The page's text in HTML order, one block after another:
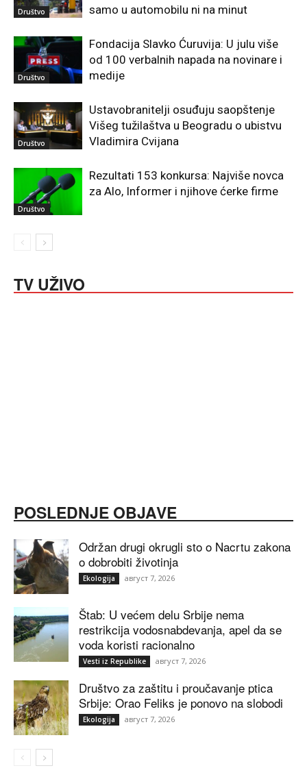
Društvo
samo u automobilu ni na minut
Društvo
Fondacija Slavko Ćuruvija: U julu više
od 100 verbalnih napada na novinare i
medije
Društvo
Ustavobranitelji osuđuju saopštenje
Višeg tužilaštva u Beogradu o ubistvu
Vladimira Cvijana
Društvo
Rezultati 153 konkursa: Najviše novca
za Alo, Informer i njihove ćerke firme
TV UŽIVO
POSLEDNJE OBJAVE
Održan drugi okrugli sto o Nacrtu zakona
o dobrobiti životinja
Ekologija август 7, 2026
Štab: U većem delu Srbije nema
restrikcija vodosnabdevanja, apel da se
voda koristi racionalno
Vesti iz Republike август 7, 2026
Društvo za zaštitu i proučavanje ptica
Srbije: Orao Feliks je ponovo na slobodi
Ekologija август 7, 2026